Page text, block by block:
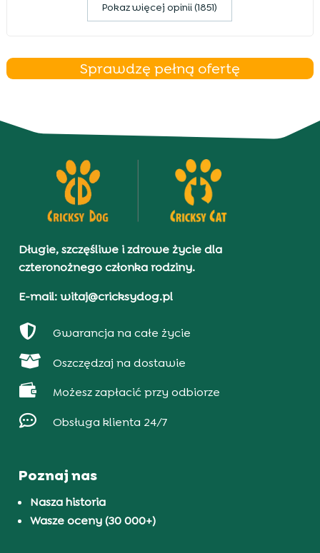
Pokaz więcej opinii (1851)
Sprawdzę pełną ofertę
Długie, szczęśliwe i zdrowe życie dla
czteronożnego członka rodziny.
E-mail: witaj@cricksydog.pl
 Gwarancja na całe życie
 Oszczędzaj na dostawie
 Możesz zapłacić przy odbiorze
 Obsługa klienta 24/7
Poznaj nas
Nasza historia
Wasze oceny (30 000+)